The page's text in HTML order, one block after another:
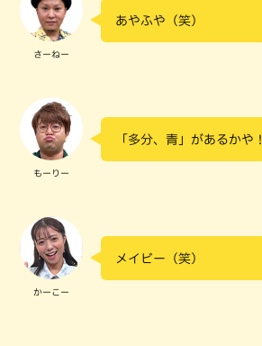
さーねー
あやふや（笑）
もーりー
「多分、青」があるかや！
かーこー
メイビー（笑）